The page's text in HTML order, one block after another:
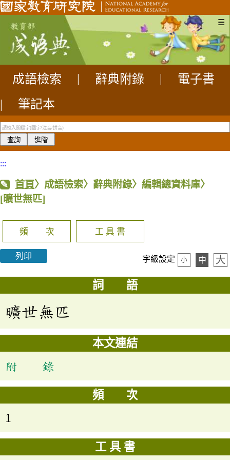
☰
成語檢索 辭典附錄
電子書
|
筆記本
:::
首頁〉成語檢索〉辭典附錄〉編輯總資料庫〉
[曠世無匹]
頻 次 工 具 書
列印 字級設定 小 中 大
詞 語
曠世無匹
本文連結
附 錄
頻 次
1
工 具 書